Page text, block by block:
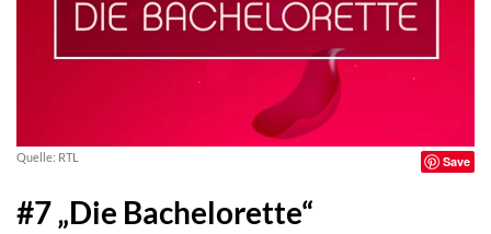
Quelle: RTL Save
#7 „Die Bachelorette“